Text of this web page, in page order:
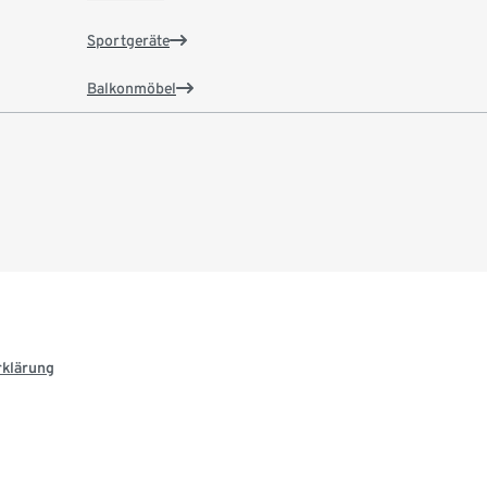
Sportgeräte
Balkonmöbel